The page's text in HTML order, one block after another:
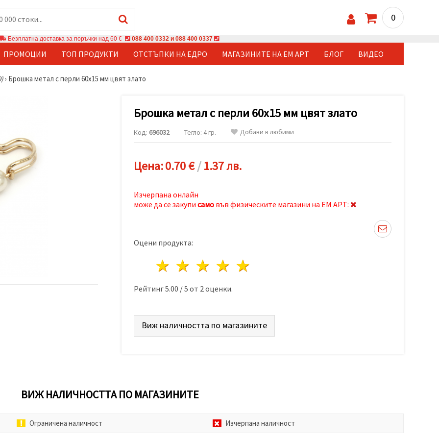
0
Безплатна доставка за поръчки над 60 € 088 400 0332 и 088 400 0337
ПРОМОЦИИ ТОП ПРОДУКТИ ОТСТЪПКИ НА ЕДРО МАГАЗИНИТЕ НА ЕМ АРТ БЛОГ ВИДЕО
› Брошка метал с перли 60x15 мм цвят злато
Брошка метал с перли 60x15 мм цвят злато
Код: 696032 Тегло: 4 гр. Добави в любими
Цена:0.70 €/1.37 лв.
Изчерпана онлайн
може да се закупи само във физическите магазини на ЕМ АРТ:
Оцени продукта:
4 звезди
3 звезди
2 звезди
1 звезда
Рейтинг5.00 /5 от 2 оценки.
Виж наличността по магазините
ВИЖ НАЛИЧНОСТТА ПО МАГАЗИНИТЕ
Ограничена наличност Изчерпана наличност